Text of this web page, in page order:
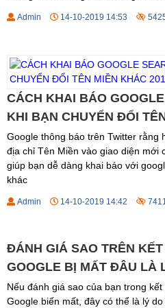
Admin 14-10-2019 14:53
CÁCH KHAI BÁO
KHI BẠN CHUYỂN ĐỔI
Google thông báo trên Twitter rằng
địa chỉ Tên Miền vào giao diện mới
giúp bạn dễ dàng khai báo với
khác
Admin 14-10-2019 14:42
ĐÁNH GIÁ SAO TRÊN
GOOGLE BỊ MẤT ĐÂU LÀ
Nếu đánh giá sao của bạn trong
Google biến mất, đây có thể là lý